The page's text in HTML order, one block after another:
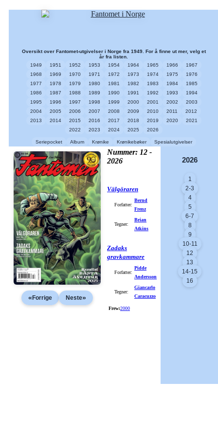
Oversikt over Fantomet-utgivelser i Norge fra 1949. For å finne ut mer, velg et
år fra listen.
1949
1951 1952 1953 1954 1964 1965 1966
1967
1968
1969 1970 1971 1972 1973 1974 1975
1976
1977
1978 1979 1980 1981 1982 1983 1984
1985
1986
1987 1988 1989 1990 1991 1992 1993
1994
1995
1996 1997 1998 1999 2000 2001 2002
2003
2004
2005 2006 2007 2008 2009 2010 2011
2012
2013
2014 2015 2016 2017 2018 2019 2020
2021
2022
2023 2024 2025 2026
Seriepocket Album Krønike Krønikebøker Spesialutgivelser
«Forrige Neste»
Nummer: 12 -
2026
Välgöraren
Forfatter:
Bernd
Frenz
Tegner:
Brian
Atkins
Zadaks
gravkammare
Forfatter:
Pidde
Andersson
Tegner:
Giancarlo
Caracuzzo
Frew:2000
2026
1
2-3
4
5
6-7
8
9
10-11
12
13
14-15
16